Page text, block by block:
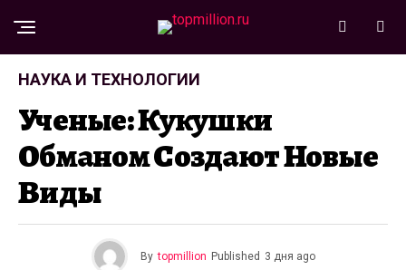
НАУКА И ТЕХНОЛОГИИ
Ученые: Кукушки
Обманом Создают Новые
Виды
By topmillion Published 3 дня ago